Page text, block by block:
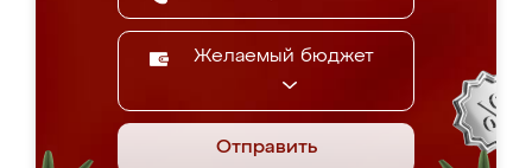
Желаемый бюджет
Отправить